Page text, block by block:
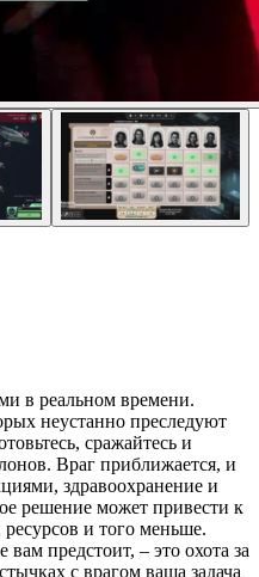
в реальном времени.
неустанно преследуют
сражайтесь и
Враг приближается, и
здравоохранение и
решение может привести к
и того меньше.
предстоит, – это охота за
с врагом ваша задача